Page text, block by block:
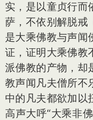
实，是以童贞行而
萨，不依别解脱戒
是大乘佛教与声闻
证，证明大乘佛教
派佛教的产物，却
教声闻凡夫僧所不
中的凡夫都欲加以
高声大呼“大乘非